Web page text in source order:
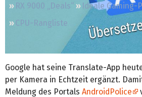
RX 9000 „Deals“
Ideale Gaming-
CPU-Rangliste
Google hat seine Translate-App
per Kamera in Echtzeit ergänzt.
Meldung des Portals AndroidPolice